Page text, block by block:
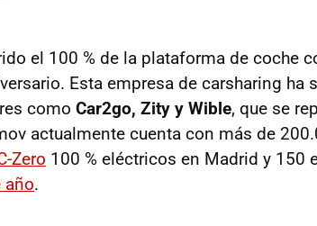
el 100 % de la plataforma de coche
Esta empresa de carsharing ha
como Car2go, Zity y Wible, que se
actualmente cuenta con más de
Zero 100 % eléctricos en Madrid y 150
año.